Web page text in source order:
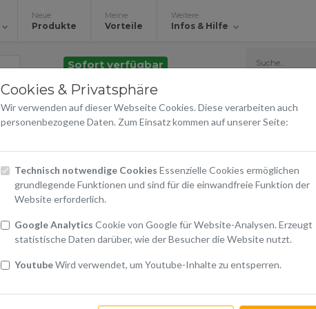
Neue
Produkte
Meine
Vorteile
Weitere
Infos & Hilfe
Cookies & Privatsphäre
Wir verwenden auf dieser Webseite Cookies. Diese verarbeiten auch
personenbezogene Daten. Zum Einsatz kommen auf unserer Seite:
Technisch notwendige Cookies Essenzielle Cookies ermöglichen
grundlegende Funktionen und sind für die einwandfreie Funktion der
Website erforderlich.
Google Analytics Cookie von Google für Website-Analysen. Erzeugt
statistische Daten darüber, wie der Besucher die Website nutzt.
YoutubeWird verwendet, um Youtube-Inhalte zu entsperren.
Sofort verfügbar
Silicone Cover Y20s
€ 14,90
inkl. 20% USt.
Warenkorb
In den Warenkorb